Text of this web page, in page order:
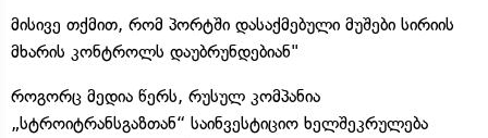
მისივე თქმით, რომ პორტში დასაქმებული მუშები სირიის
მხარის კონტროლს დაუბრუნდებიან"
როგორც მედია წერს, რუსულ კომპანია
„სტროიტრანსგაზთან“ საინვესტიციო ხელშეკრულება